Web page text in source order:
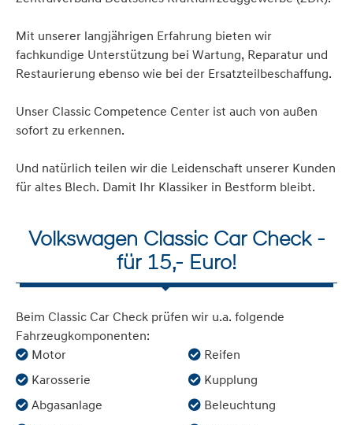
Mit unserer langjährigen Erfahrung bieten wir
fachkundige Unterstützung bei Wartung, Reparatur und
Restaurierung ebenso wie bei der Ersatzteilbeschaffung.
Unser Classic Competence Center ist auch von außen
sofort zu erkennen.
Und natürlich teilen wir die Leidenschaft unserer Kunden
für altes Blech. Damit Ihr Klassiker in Bestform bleibt.
Volkswagen Classic Car Check -
für 15,- Euro!
Beim Classic Car Check prüfen wir u.a. folgende
Fahrzeugkomponenten:
Motor
Reifen
Karosserie
Kupplung
Abgasanlage
Beleuchtung